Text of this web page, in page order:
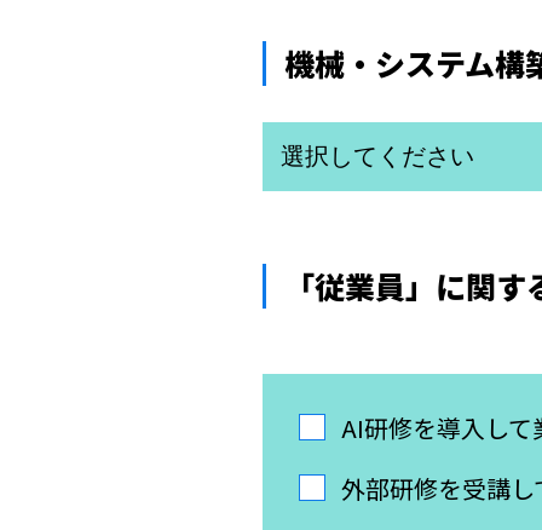
機械・システム構
「従業員」に関す
AI研修を導入し
外部研修を受講